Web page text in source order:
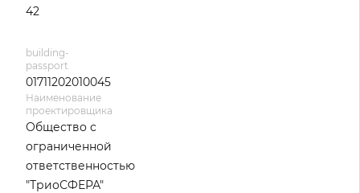
42
building-
passport
01711202010045
Наименование
проектировщика
Общество с
ограниченной
ответственностью
"ТриоСФЕРА"